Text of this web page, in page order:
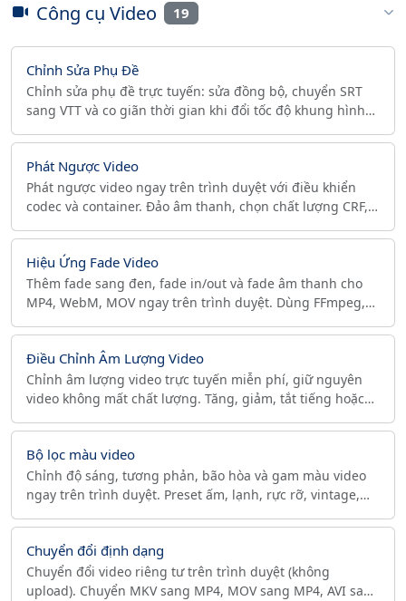
Công cụ Video 19
Chỉnh Sửa Phụ Đề
Chỉnh sửa phụ đề trực tuyến: sửa đồng bộ, chuyển SRT
sang VTT và co giãn thời gian khi đổi tốc độ khung hình
Phát Ngược Video
Phát ngược video ngay trên trình duyệt với điều khiển
codec và container. Đảo âm thanh, chọn chất lượng CRF,
watermark.
Hiệu Ứng Fade Video
Thêm fade sang đen, fade in/out và fade âm thanh cho
MP4, WebM, MOV ngay trên trình duyệt. Dùng FFmpeg,
Điều Chỉnh Âm Lượng Video
Chỉnh âm lượng video trực tuyến miễn phí, giữ nguyên
video không mất chất lượng. Tăng, giảm, tắt tiếng hoặc
Bộ lọc màu video
Chỉnh độ sáng, tương phản, bão hòa và gam màu video
ngay trên trình duyệt. Preset ấm, lạnh, rực rỡ, vintage,
lên.
Chuyển đổi định dạng
Chuyển đổi video riêng tư trên trình duyệt (không
upload). Chuyển MKV sang MP4, MOV sang MP4, AVI sang